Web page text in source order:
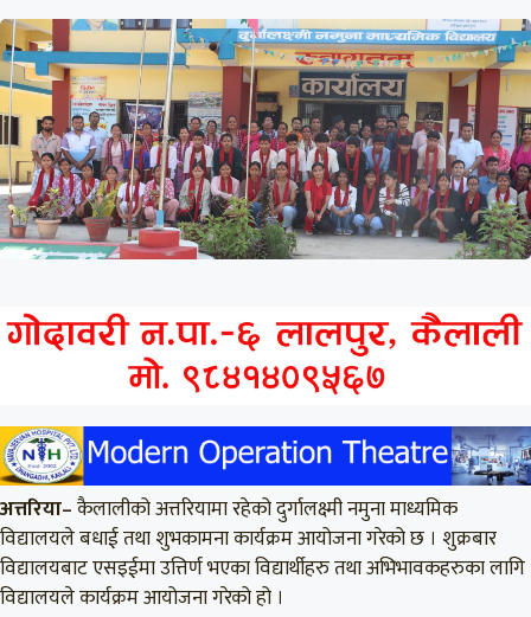
अत्तरिया–कैलालीको अत्तरियामा रहेको दुर्गालक्ष्मी नमुना माध्यमिक
विद्यालयले बधाई तथा शुभकामना कार्यक्रम आयोजना गरेको छ । शुक्रबार
विद्यालयबाट एसइईमा उत्तिर्ण भएका विद्यार्थीहरु तथा अभिभावकहरुका लागि
विद्यालयले कार्यक्रम आयोजना गरेको हो ।